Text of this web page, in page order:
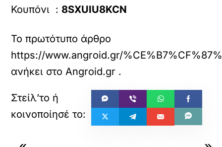
Κουπόνι : 8SXUIU8KCN
Το πρωτότυπο άρθρο
https://www.angroid.gr/
ανήκει στοAngroid.gr .